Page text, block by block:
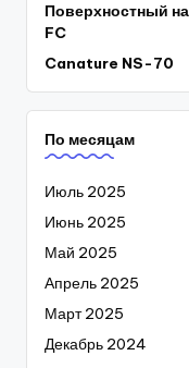
Поверхностный
FC
Canature NS-70
По месяцам
Июль 2025
Июнь 2025
Май 2025
Апрель 2025
Март 2025
Декабрь 2024